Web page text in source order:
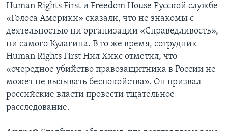
Human Rights First и Freedom House Русской службе
«Голоса Америки» сказали, что не знакомы с
деятельностью ни организации «Справедливость»,
ни самого Кулагина. В то же время, сотрудник
Human Rights First Нил Хикс отметил, что
«очередное убийство правозащитника в России не
может не вызывать беспокойства». Он призвал
российские власти провести тщательное
расследование.